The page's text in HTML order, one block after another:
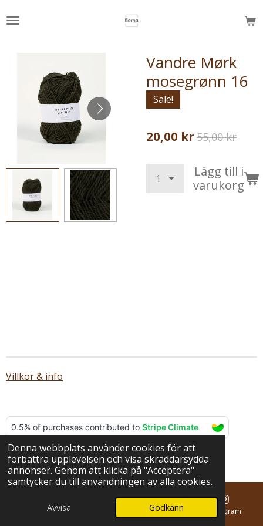
Denna webbplats använder cookies för att
förbättra upplevelsen och visa skräddarsydda
annonser. Genom att klicka på "Acceptera"
samtycker du till användningen av alla cookies.
Avvisa Godkänn
till
Vandre Mørk
mosegrønn 16
Sale!
20,00 kr55,00 kr
Lägg till i
varukorg
Villkor & info
© 2025 - 2026 BERNA hantverk
Drivs avWebador
Karta Instagram